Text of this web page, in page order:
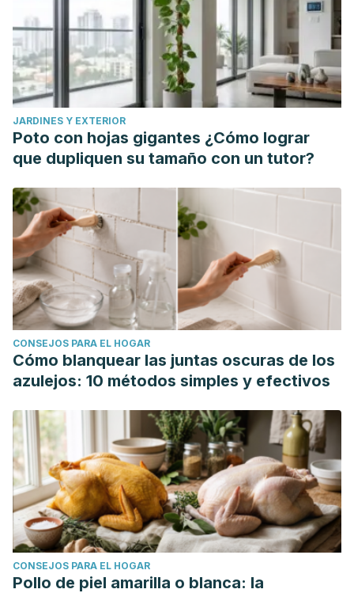
JARDINES Y EXTERIOR
Poto con hojas gigantes ¿Cómo lograr
que dupliquen su tamaño con un tutor?
CONSEJOS PARA EL HOGAR
Cómo blanquear las juntas oscuras de los
azulejos: 10 métodos simples y efectivos
CONSEJOS PARA EL HOGAR
Pollo de piel amarilla o blanca: la